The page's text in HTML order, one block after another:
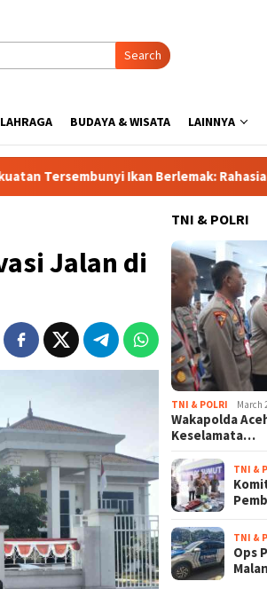
Search
BUDAYA & WISATA LAINNYA
Ikan Berlemak: Rahasia Jantung Sehat
Jalan di
TNI & POLRI
TNI & POLRI March
Wakapolda
Keselamata…
TNI &
TNI &
Ops